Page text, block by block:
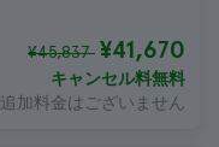
¥45,837 ¥41,670
キャンセル料無料
追加料金はございません